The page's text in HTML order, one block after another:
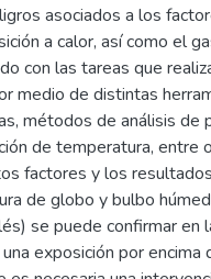
asociados a los
a calor, así como el
con las tareas que
medio de distintas
métodos de análisis de
de temperatura, entre
factores y los
de globo y bulbo
se puede confirmar en
exposición por encima